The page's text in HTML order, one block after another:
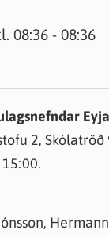
08:36 - 08:36
2, Skólatröð